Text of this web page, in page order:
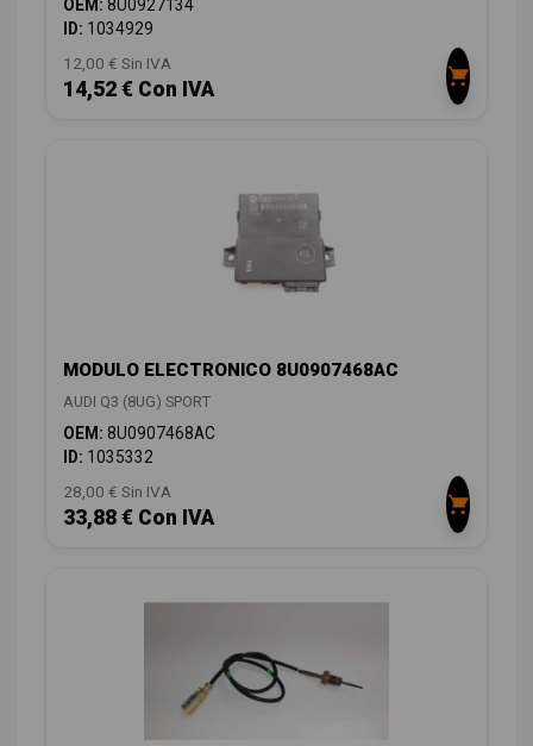
OEM: 8U0927134
ID: 1034929
12,00 € Sin IVA
14,52 € Con IVA
MODULO ELECTRONICO 8U0907468AC
AUDI Q3 (8UG) SPORT
OEM: 8U0907468AC
ID: 1035332
28,00 € Sin IVA
33,88 € Con IVA